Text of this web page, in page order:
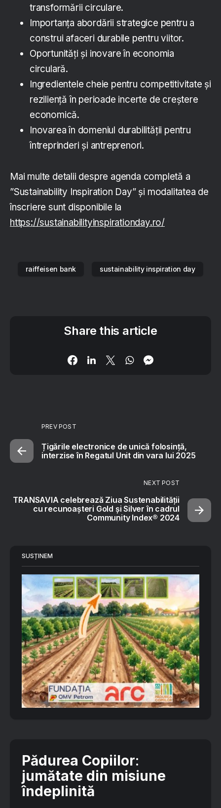
transformării circulare.
Importanța abordării strategice pentru a
construi afaceri durabile pentru viitor.
Oportunități și inovare în economia
circulară.
Ingredientele cheie pentru competitivitate și
reziliență în perioade incerte de creștere
economică.
Inovarea în domeniul durabilității pentru
întreprinderi și antreprenori.
Mai multe detalii despre agenda completă a
”Sustainability Inspiration Day” și modalitatea de
înscriere sunt disponibile la
https://sustainabilityinspirationday.ro/
raiffeisen bank sustainability inspiration day
Share this article
PREV POST
Țigările electronice de unică folosință,
interzise în Regatul Unit din vara lui 2025
NEXT POST
TRANSAVIA celebrează Ziua Sustenabilității
cu recunoașteri Gold și Silver în cadrul
Community Index® 2024
SUSȚINEM
Pădurea Copiilor:
jumătate din misiune
îndeplinită